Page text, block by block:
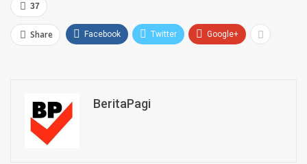
37
Share Facebook Twitter Google+
BeritaPagi